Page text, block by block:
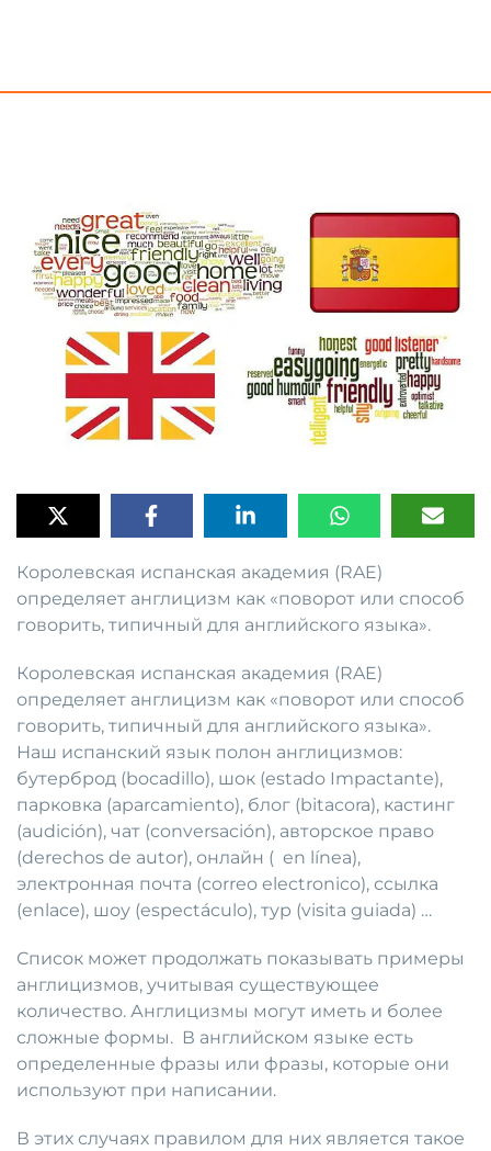
Королевская испанская академия (RAE)
определяет англицизм как «поворот или способ
говорить, типичный для английского языка».
Королевская испанская академия (RAE)
определяет англицизм как «поворот или способ
говорить, типичный для английского языка».
Наш испанский язык полон англицизмов:
бутерброд (bocadillo), шок (estado Impactante),
парковка (aparcamiento), блог (bitacora), кастинг
(audición), чат (conversación), авторское право
(derechos de autor), онлайн ( en línea),
электронная почта (correo electronico), ссылка
(enlace), шоу (espectáculo), тур (visita guiada) …
Список может продолжать показывать примеры
англицизмов, учитывая существующее
количество. Англицизмы могут иметь и более
сложные формы. В английском языке есть
определенные фразы или фразы, которые они
используют при написании.
В этих случаях правилом для них является такое